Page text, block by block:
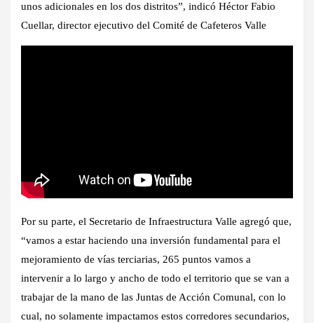
unos adicionales en los dos distritos”, indicó Héctor Fabio
Cuellar, director ejecutivo del Comité de Cafeteros Valle
Por su parte, el Secretario de Infraestructura Valle agregó que,
“vamos a estar haciendo una inversión fundamental para el
mejoramiento de vías terciarias, 265 puntos vamos a
intervenir a lo largo y ancho de todo el territorio que se van a
trabajar de la mano de las Juntas de Acción Comunal, con lo
cual, no solamente impactamos estos corredores secundarios,